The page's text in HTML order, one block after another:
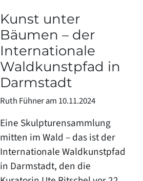
Kunst unter
Bäumen – der
Internationale
Waldkunstpfad in
Darmstadt
Ruth Fühner am 10.11.2024
Eine Skulpturensammlung
mitten im Wald – das ist der
Internationale Waldkunstpfad
in Darmstadt, den die